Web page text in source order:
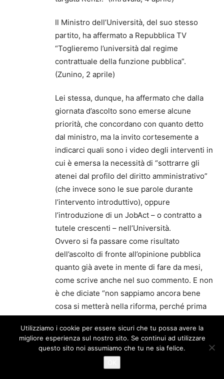
Il Ministro dell’Università, del suo stesso
partito, ha affermato a Repubblica TV
“Toglieremo l’università dal regime
contrattuale della funzione pubblica”.
(Zunino, 2 aprile)
Lei stessa, dunque, ha affermato che dalla
giornata d’ascolto sono emerse alcune
priorità, che concordano con quanto detto
dal ministro, ma la invito cortesemente a
indicarci quali sono i video degli interventi in
cui è emersa la necessità di “sottrarre gli
atenei dal profilo del diritto amministrativo”
(che invece sono le sue parole durante
l’intervento introduttivo), oppure
l’introduzione di un JobAct – o contratto a
tutele crescenti – nell’Università.
Ovvero si fa passare come risultato
dell’ascolto di fronte all’opinione pubblica
quanto già avete in mente di fare da mesi,
come scrive anche nel suo commento. E non
è che diciate “non sappiamo ancora bene
cosa si metterà nella riforma, perché prima
quel che ci hanno detto il 28 febbraio (alla
faccia della velocità… un mese per ascoltare
7 ore di interventi…).
Utilizziamo i cookie per essere sicuri che tu possa avere la
migliore esperienza sul nostro sito. Se continui ad utilizzare
questo sito noi assumiamo che tu ne sia felice.